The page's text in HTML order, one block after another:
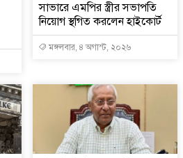
সাভারে এমপির স্ত্রীর সভাপতি
নিয়োগ স্থগিত করলেন হাইকোর্ট
মঙ্গলবার, ৪ অগাস্ট, ২০২৬